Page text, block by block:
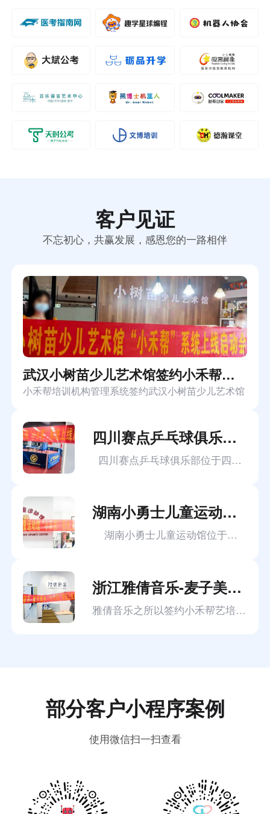
客户见证
不忘初心，共赢发展，感恩您的一路相伴
武汉小树苗少儿艺术馆签约小禾帮培训机构管理系统
小禾帮培训机构管理系统签约武汉小树苗少儿艺术馆
四川赛点乒乓球俱乐部签约小禾帮培训管理系统
四川赛点乒乓球俱乐部位于四川绵阳，主要是做一些中小高学生的乒乓球培训，公司规模相对来说较大，共有30多个乒乓球台，拥有教练10余人，学员100多人，俱乐部成立之初就发展的比较好，也是在学员考勤，课时计算方面遇到了问题，然后从抖音上面了解到了我们小禾帮培训管理系统，下面一起来看看小禾帮都为机构解决了哪些问题。
湖南小勇士儿童运动馆签约小禾帮体育培训机构管理系统
湖南小勇士儿童运动馆位于湖南长沙，主要做少儿篮球，游泳，跆拳道等系列的培训。机构开设的项目多，课程比较复杂，在排课，学员课消课时管理等方面，面临巨大的压力，从抖音上接触到我们小禾帮之后，一个系统，帮助机构解决了很多麻烦。下面一起来看看，小禾帮体育培训管理系统，从哪些方面为小勇士解决问题。
浙江雅倩音乐-麦子美术签约小禾帮艺培管理系统
雅倩音乐之所以签约小禾帮艺培管理系统，主要是对小禾帮的排课功能比较感兴趣。
部分客户小程序案例
使用微信扫一扫查看